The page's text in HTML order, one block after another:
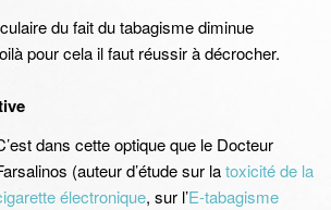
du fait du tabagisme diminue
pour cela il faut réussir à décrocher.
dans cette optique que le Docteur
(auteur d’étude sur latoxicité de la
électronique, sur l’E-tabagisme